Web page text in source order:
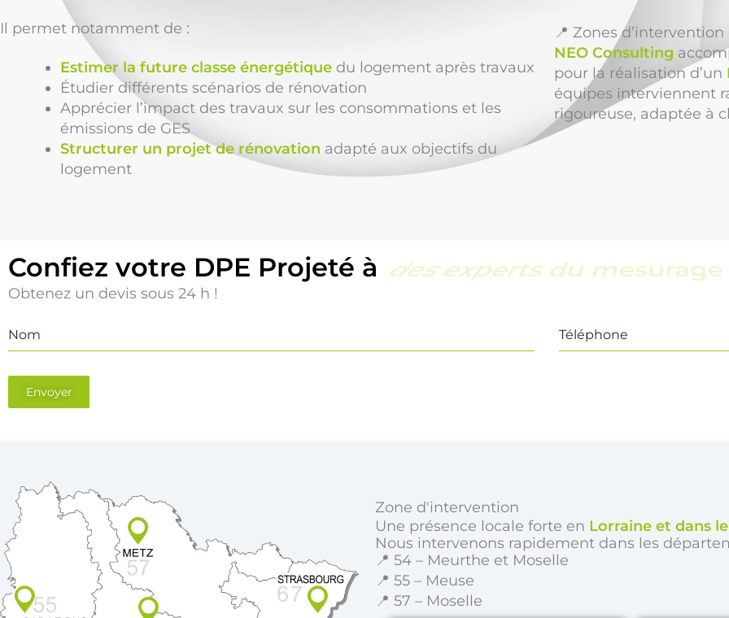
Il permet notamment de :
Estimer la future classe énergétique du logement après travaux
Étudier différents scénarios de rénovation
Apprécier l’impact des travaux sur les consommations et les
émissions de GES
Structurer un projet de rénovation adapté aux objectifs du
logement
📍 Zones
NEO Consulting
pour la réalisation d’un
équipes interviennent
rigoureuse, adaptée à
Confiez votre DPE Projeté à une équipe locale et
Obtenez un devis sous 24 h !
Nom Téléphone
Envoyer
Zone d'intervention
Une présence locale forte en Lorraine et dans
Nous intervenons rapidement dans les
📍 54 – Meurthe et Moselle
📍 55 – Meuse
📍 57 – Moselle